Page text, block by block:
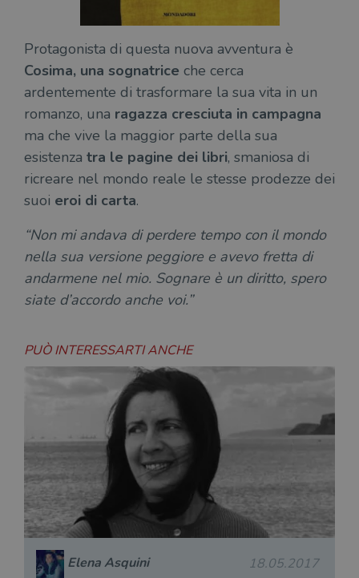
Protagonista di questa nuova avventura è
Cosima, una sognatrice che cerca
ardentemente di trasformare la sua vita in un
romanzo, una ragazza cresciuta in campagna
ma che vive la maggior parte della sua
esistenza tra le pagine dei libri, smaniosa di
ricreare nel mondo reale le stesse prodezze dei
suoi eroi di carta.
“Non mi andava di perdere tempo con il mondo
nella sua versione peggiore e avevo fretta di
andarmene nel mio. Sognare è un diritto, spero
siate d’accordo anche voi.”
PUÒ INTERESSARTI ANCHE
Elena Asquini 18.05.2017